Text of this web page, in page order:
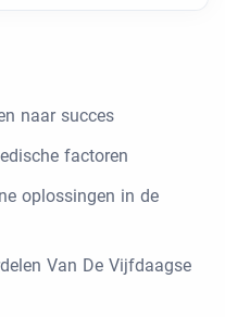
naar succes
factoren
oplossingen in de
Van De Vijfdaagse